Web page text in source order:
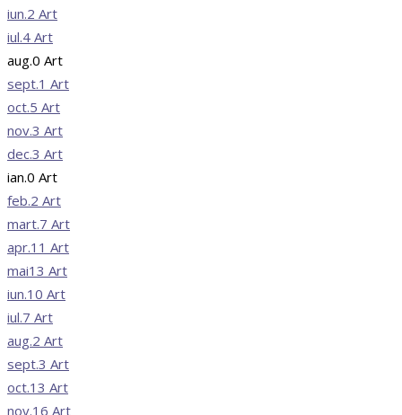
iun.2 Art
iul.4 Art
aug.0 Art
sept.1 Art
oct.5 Art
nov.3 Art
dec.3 Art
ian.0 Art
feb.2 Art
mart.7 Art
apr.11 Art
mai13 Art
iun.10 Art
iul.7 Art
aug.2 Art
sept.3 Art
oct.13 Art
nov.16 Art